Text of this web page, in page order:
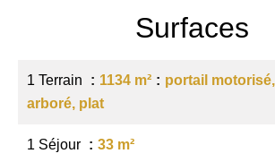
Surfaces
1 Terrain 1134 m²
portail
arboré, plat
1 Séjour 33 m²